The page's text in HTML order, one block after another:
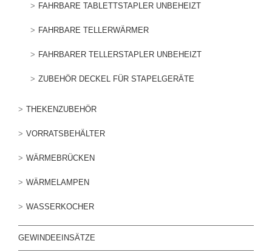
FAHRBARE TABLETTSTAPLER UNBEHEIZT
FAHRBARE TELLERWÄRMER
FAHRBARER TELLERSTAPLER UNBEHEIZT
ZUBEHÖR DECKEL FÜR STAPELGERÄTE
THEKENZUBEHÖR
VORRATSBEHÄLTER
WÄRMEBRÜCKEN
WÄRMELAMPEN
WASSERKOCHER
GEWINDEEINSÄTZE